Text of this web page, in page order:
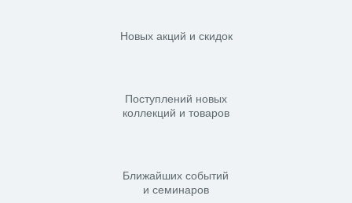
Новых акций и скидок
Поступлений новых
коллекций и товаров
Ближайших событий
и семинаров